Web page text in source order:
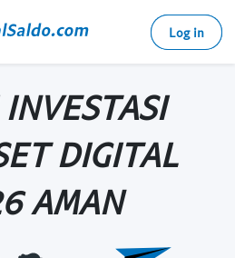
Log in
DIGITAL
AMAN